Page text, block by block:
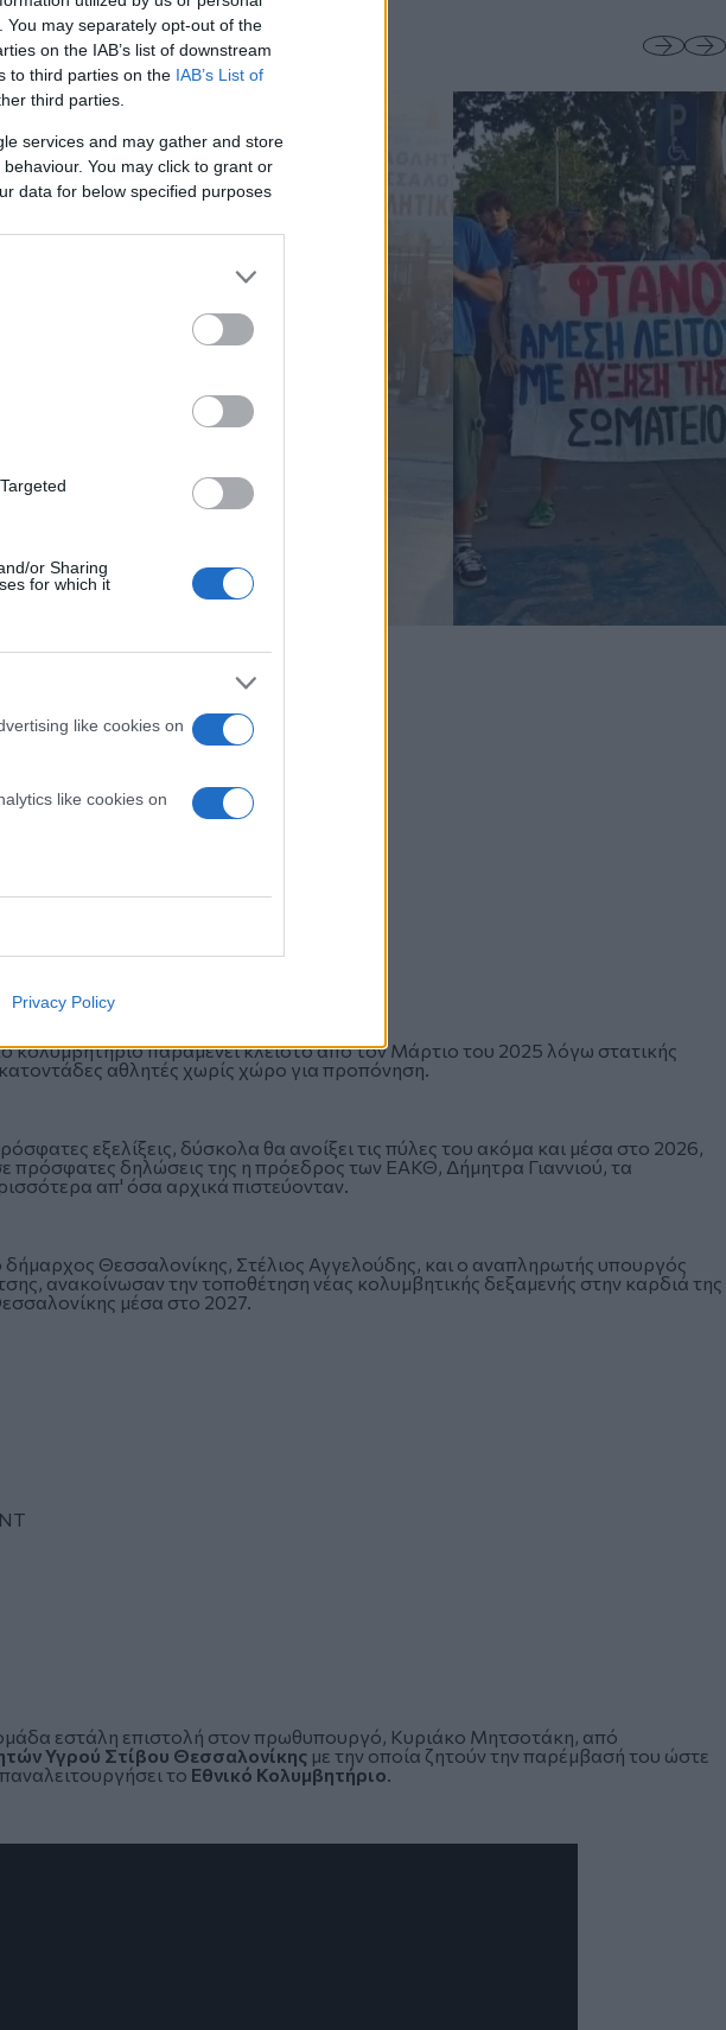
may separately opt-out of the
on the IAB’s list of downstream
to third parties on the IAB’s List of
third parties.
services and may gather and store
You may click to grant or
data for below specified purposes
or Sharing
for which it
like cookies on
like cookies on
Privacy Policy
κολυμβητήριο παραμένει κλειστό από τον Μάρτιο του 2025 λόγω στατικής
αθλητές χωρίς χώρο για προπόνηση.
εξελίξεις, δύσκολα θα ανοίξει τις πύλες του ακόμα και μέσα στο 2026,
πρόσφατες δηλώσεις της η πρόεδρος των ΕΑΚΘ, Δήμητρα Γιαννιού, τα
απ' όσα αρχικά πιστεύονταν
Θεσσαλονίκης, Στέλιος Αγγελούδης, και ο αναπληρωτής υπουργός
ανακοίνωσαν την τοποθέτηση νέας κολυμβητικής δεξαμενής στην καρδιά της
μέσα στο 2027
εστάλη επιστολή στον πρωθυπουργό, Κυριάκο Μητσοτάκη , από
Υγρού Στίβου Θεσσαλονίκης με την οποία ζητούν την παρέμβασή του ώστε
το Εθνικό Κολυμβητήριο